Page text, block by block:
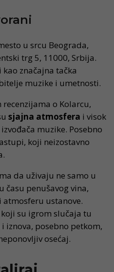
u srcu Beograda,
trg 5, 11000, Srbija.
značajna tačka
muzike i umetnosti.
o Kolarcu,
sjajna atmosfera i visok
muzike. Posebno
koji neizostavno
da uživaju ne samo u
času penušavog vina,
ustanove.
su igrom slučaja tu
iznova, posebno petkom,
osećaj.